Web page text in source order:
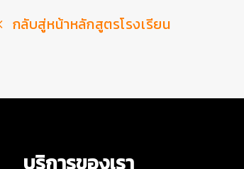
กลับสู่หน้าหลักสูตรโรงเรียน
บริการของเรา